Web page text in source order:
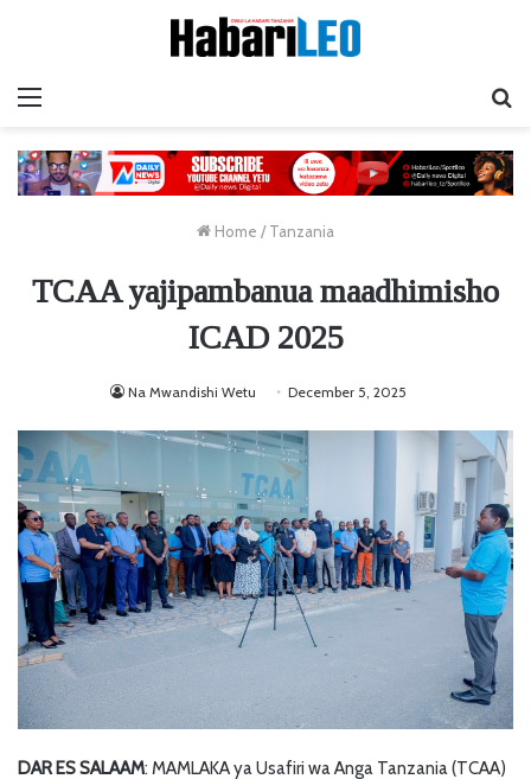
Home / Tanzania
TCAA yajipambanua maadhimisho
ICAD 2025
Na Mwandishi Wetu December 5, 2025
DAR ES SALAAM: MAMLAKA ya Usafiri wa Anga Tanzania (TCAA)